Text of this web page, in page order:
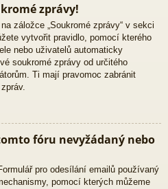
zprávy!
záložce „Soukromé zprávy“ v sekci
vytvořit pravidlo, pomocí kterého
nebo uživatelů automaticky
soukromé zprávy od určitého
Ti mají pravomoc zabránit
fóru nevyžádaný nebo
pro odesílání emailů používaný
pomocí kterých můžeme